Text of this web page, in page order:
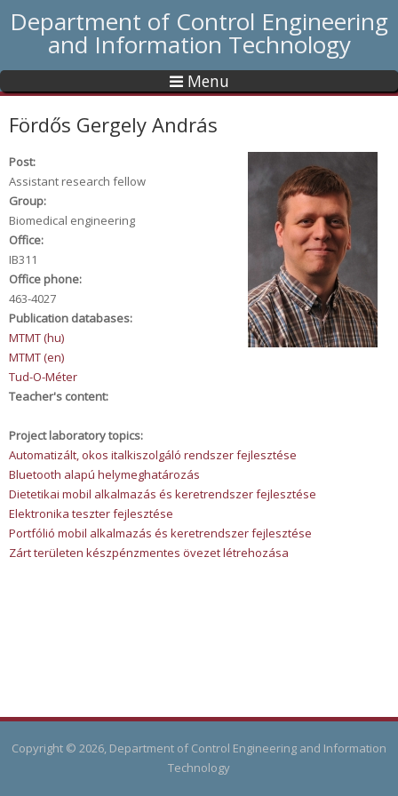
Department of Control Engineering
and Information Technology
Menu
Fördős Gergely András
Post:
Assistant research fellow
Group:
Biomedical engineering
Office:
IB311
Office phone:
463-4027
Publication databases:
MTMT (hu)
MTMT (en)
Tud-O-Méter
Teacher's content:
Project laboratory topics:
Automatizált, okos italkiszolgáló rendszer fejlesztése
Bluetooth alapú helymeghatározás
Dietetikai mobil alkalmazás és keretrendszer fejlesztése
Elektronika teszter fejlesztése
Portfólió mobil alkalmazás és keretrendszer fejlesztése
Zárt területen készpénzmentes övezet létrehozása
Copyright © 2026, Department of Control Engineering and Information
Technology